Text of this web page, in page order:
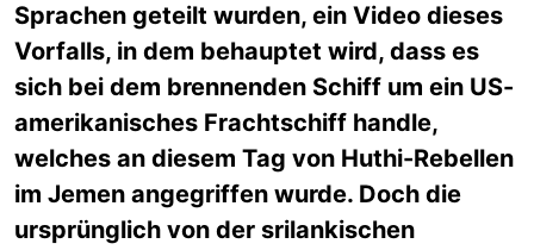
Sprachen geteilt wurden, ein Video dieses
Vorfalls, in dem behauptet wird, dass es
sich bei dem brennenden Schiff um ein US-
amerikanisches Frachtschiff handle,
welches an diesem Tag von Huthi-Rebellen
im Jemen angegriffen wurde. Doch die
ursprünglich von der srilankischen